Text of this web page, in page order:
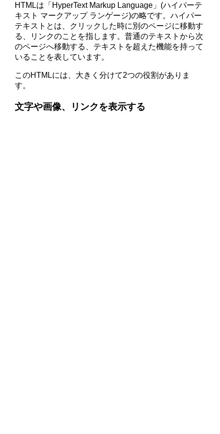
HTMLは「HyperText Markup Language」(ハイパーテ
キスト マークアップ ランゲージ)の略です。ハイパー
テキストとは、クリックした時に別のページに移動す
る、リンクのことを指します。普通のテキストから次
のページへ移動する、テキストを超えた機能を持って
いることを表しています。
このHTMLには、大きく分けて2つの役割がありま
す。
文字や画像、リンクを表示する